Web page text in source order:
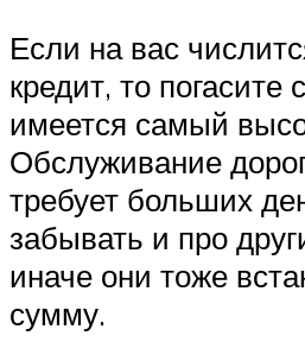
Если на вас
кредит, то погасите
имеется самый
Обслуживание
требует больших
забывать и про
иначе они тоже
сумму.